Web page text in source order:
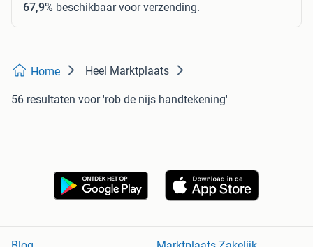
67,9% beschikbaar voor verzending.
Home Heel Marktplaats
56 resultaten voor 'rob de nijs handtekening'